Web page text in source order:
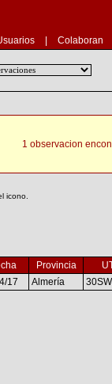
Colaboran
1 observacion
icono.
Provincia
17 Almería